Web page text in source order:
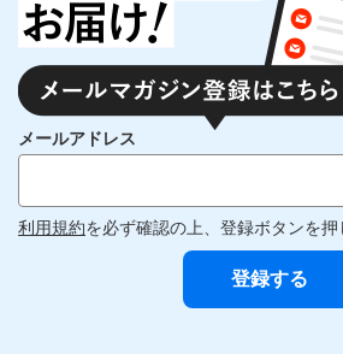
メールアドレス
利用規約を必ず確認の上、登録ボタンを押